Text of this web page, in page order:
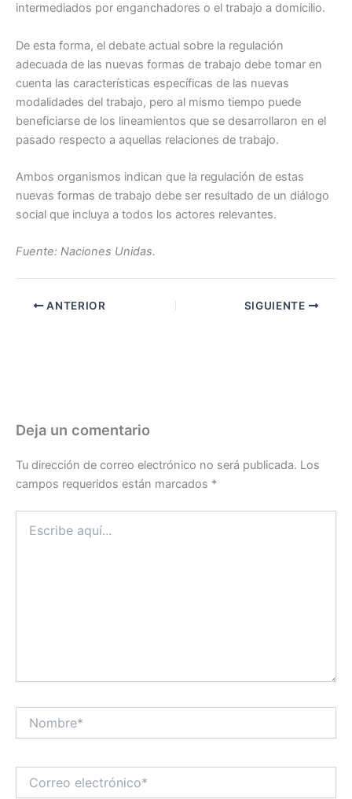
intermediados por enganchadores o el trabajo a domicilio.
De esta forma, el debate actual sobre la regulación
adecuada de las nuevas formas de trabajo debe tomar en
cuenta las características específicas de las nuevas
modalidades del trabajo, pero al mismo tiempo puede
beneficiarse de los lineamientos que se desarrollaron en el
pasado respecto a aquellas relaciones de trabajo.
Ambos organismos indican que la regulación de estas
nuevas formas de trabajo debe ser resultado de un diálogo
social que incluya a todos los actores relevantes.
Fuente: Naciones Unidas.
ANTERIOR SIGUIENTE
Deja un comentario
Tu dirección de correo electrónico no será publicada. Los
campos requeridos están marcados *
aquí...
electrónico*